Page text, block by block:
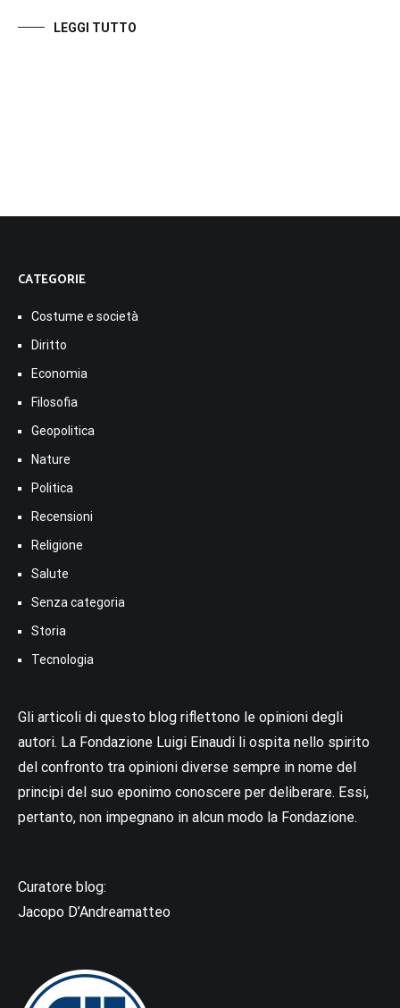
LEGGI TUTTO
CATEGORIE
Costume e società
Diritto
Economia
Filosofia
Geopolitica
Nature
Politica
Recensioni
Religione
Salute
Senza categoria
Storia
Tecnologia
Gli articoli di questo blog riflettono le opinioni degli
autori. La Fondazione Luigi Einaudi li ospita nello spirito
del confronto tra opinioni diverse sempre in nome del
principi del suo eponimo conoscere per deliberare. Essi,
pertanto, non impegnano in alcun modo la Fondazione.
Curatore blog:
Jacopo D’Andreamatteo